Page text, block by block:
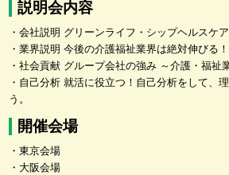
説明会内容
・会社説明 グリーンライフ・シップヘルスケ
・業界説明 今後の介護福祉業界は絶対伸びる
・社会貢献 グループ会社の強み ～介護・福祉
・自己分析 就活に役立つ！自己分析をして、
う。
開催会場
・東京会場
・大阪会場